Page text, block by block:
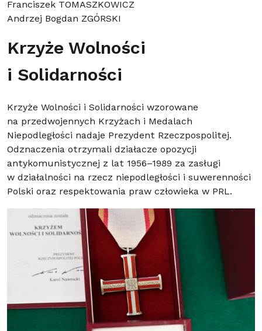
Franciszek TOMASZKOWICZ
Andrzej Bogdan ZGÓRSKI
Krzyże Wolności
i Solidarności
Krzyże Wolności i Solidarności wzorowane
na przedwojennych Krzyżach i Medalach
Niepodległości nadaje Prezydent Rzeczpospolitej.
Odznaczenia otrzymali działacze opozycji
antykomunistycznej z lat 1956–1989 za zasługi
w działalności na rzecz niepodległości i suwerenności
Polski oraz respektowania praw człowieka w PRL.